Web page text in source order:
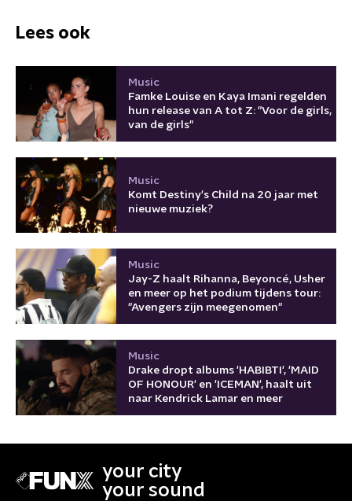
Lees ook
Music
Famke Louise en Kaya Imani regelden
hun release van A tot Z: "Voor de girls,
van de girls"
Music
Komt Destiny's Child na 20 jaar met
nieuwe muziek?
Music
Jay-Z haalt Rihanna, Beyoncé, Usher
en meer op het podium tijdens tour:
"Avengers zijn meegenomen"
Music
Drake dropt albums 'HABIBTI', 'MAID
OF HONOUR' en 'ICEMAN', haalt uit
naar Kendrick Lamar en meer
your city
your sound